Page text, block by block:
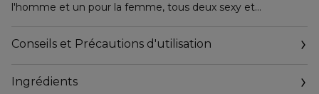
l'homme et un pour la femme, tous deux sexy et
de ceux qui vivent chaque jour comme s'il n'y avait pas de
lendemain, le secret d'une vie pleine de succès.
s'ouvre sur le contraste incisif de l'anis étoilé et d'un
Conseils et Précautions d'utilisation
Ingrédients